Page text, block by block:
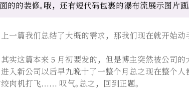
面的的装修。哦，还有短代码包裹的瀑布流展示图片画
上一篇我们总结了大概的需求，那我们现在就开始动
其实这篇本来 5 月初要发的，但是博主突然被公司
入新公司以后早九晚十了一整个月总之现在整个
肉机打飞…… 叹气。总之，回到正题。